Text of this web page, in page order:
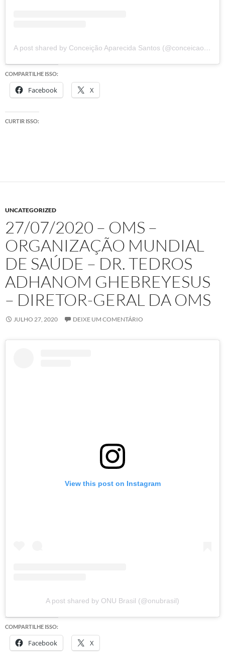
A post shared by Conceição Aparecida Santos (@conceicao.a.santos)
COMPARTILHE ISSO:
Facebook X
CURTIR ISSO:
UNCATEGORIZED
27/07/2020 – OMS –
ORGANIZAÇÃO MUNDIAL
DE SAÚDE – DR. TEDROS
ADHANOM GHEBREYESUS
– DIRETOR-GERAL DA OMS
JULHO 27, 2020 DEIXE UM COMENTÁRIO
View this post on Instagram
A post shared by ONU Brasil (@onubrasil)
COMPARTILHE ISSO:
Facebook X